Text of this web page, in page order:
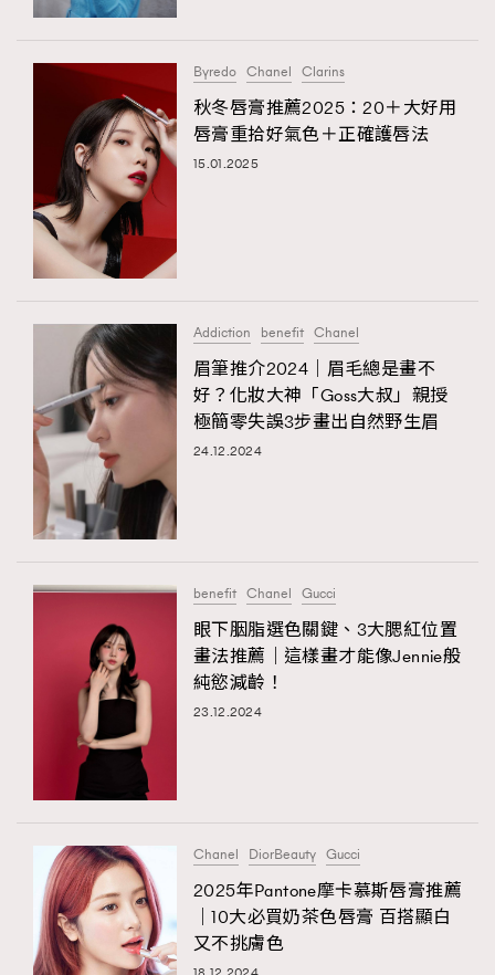
About us Collaboration Opportunity
Japan | Portugal | Spain
Byredo Chanel Clarins
秋冬唇膏推薦2025：20＋大好用
唇膏重拾好氣色＋正確護唇法
15.01.2025
Addiction benefit Chanel
眉筆推介2024｜眉毛總是畫不
好？化妝大神「Goss大叔」親授
極簡零失誤3步畫出自然野生眉
24.12.2024
benefit Chanel Gucci
眼下胭脂選色關鍵、3大腮紅位置
畫法推薦｜這樣畫才能像Jennie般
純慾減齡！
23.12.2024
Chanel DiorBeauty Gucci
2025年Pantone摩卡慕斯唇膏推薦
｜10大必買奶茶色唇膏 百搭顯白
又不挑膚色